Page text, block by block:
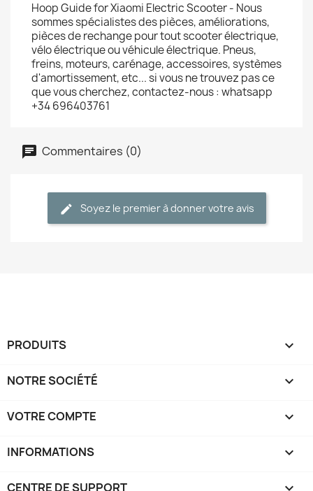
Hoop Guide for Xiaomi Electric Scooter - Nous
sommes spécialistes des pièces, améliorations,
pièces de rechange pour tout scooter électrique,
vélo électrique ou véhicule électrique. Pneus,
freins, moteurs, carénage, accessoires, systèmes
d'amortissement, etc... si vous ne trouvez pas ce
que vous cherchez, contactez-nous : whatsapp
+34 696403761
Commentaires (0)
Soyez le premier à donner votre avis
PRODUITS 
NOTRE SOCIÉTÉ 
VOTRE COMPTE 
INFORMATIONS keyboard_arrow_down
CENTRE DE SUPPORT